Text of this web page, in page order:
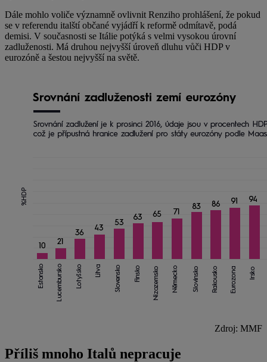
Dále mohlo voliče významně ovlivnit Renziho prohlášení, že pokud
se v referendu italští občané vyjádří k reformě odmítavě, podá
demisi. V současnosti se Itálie potýká s velmi vysokou úrovní
zadluženosti. Má druhou nejvyšší úroveň dluhu vůči HDP v
eurozóně a šestou nejvyšší na světě.
Zdroj: MMF
Příliš mnoho Italů nepracuje